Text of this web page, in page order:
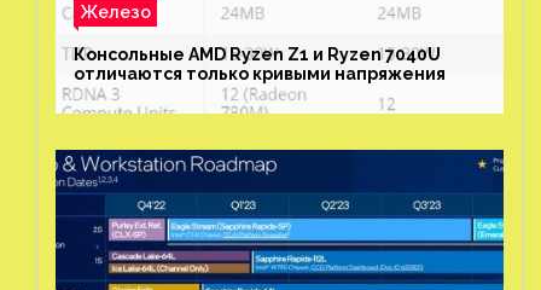
Железо
Консольные AMD Ryzen Z1 и Ryzen 7040U
отличаются только кривыми напряжения